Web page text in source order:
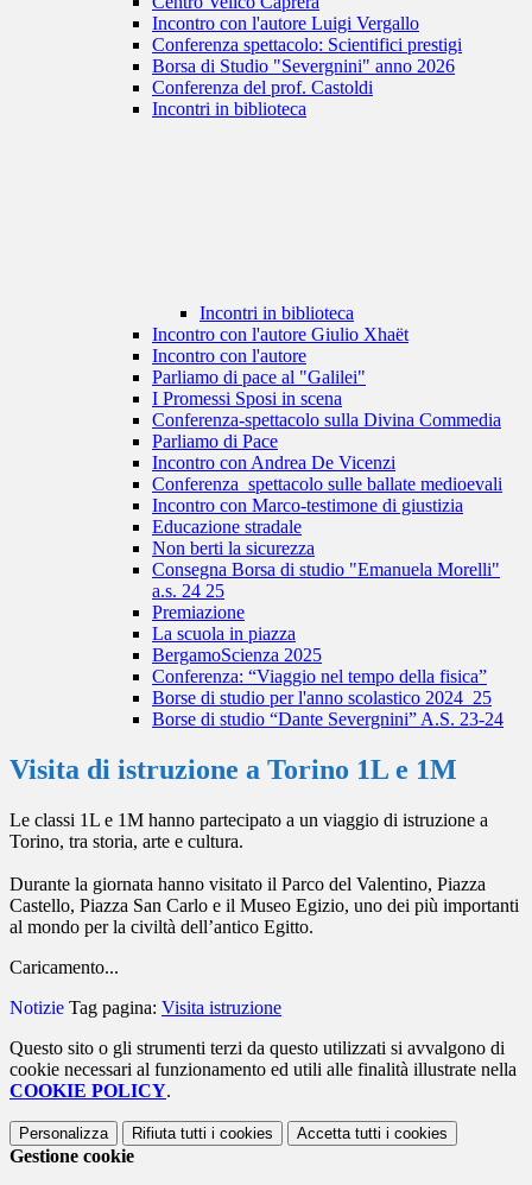
Incontro con l'autore Luigi Vergallo
Conferenza spettacolo: Scientifici prestigi
Borsa di Studio "Severgnini" anno 2026
Conferenza del prof. Castoldi
Incontri in biblioteca
Incontri in biblioteca
Incontro con l'autore Giulio Xhaët
Incontro con l'autore
Parliamo di pace al "Galilei"
I Promessi Sposi in scena
Conferenza-spettacolo sulla Divina Commedia
Parliamo di Pace
Incontro con Andrea De Vicenzi
Conferenza_spettacolo sulle ballate medioevali
Incontro con Marco-testimone di giustizia
Educazione stradale
Non berti la sicurezza
Consegna Borsa di studio "Emanuela Morelli"
a.s. 24 25
Premiazione
La scuola in piazza
BergamoScienza 2025
Conferenza: “Viaggio nel tempo della fisica”
Borse di studio per l'anno scolastico 2024_25
Borse di studio “Dante Severgnini” A.S. 23-24
Visita di istruzione a Torino 1L e 1M
Le classi 1L e 1M hanno partecipato a un viaggio di istruzione a
Torino, tra storia, arte e cultura.
Durante la giornata hanno visitato il Parco del Valentino, Piazza
Castello, Piazza San Carlo e il Museo Egizio, uno dei più importanti
al mondo per la civiltà dell’antico Egitto.
Caricamento...
Notizie Tag pagina: Visita istruzione
Questo sito o gli strumenti terzi da questo utilizzati si avvalgono di
cookie necessari al funzionamento ed utili alle finalità illustrate nella
COOKIE POLICY.
Personalizza Rifiuta tutti i cookies Accetta tutti i cookies
Gestione cookie